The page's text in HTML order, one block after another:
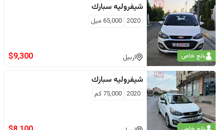
بائع خاص
شيفروليه سبارك
2020
65,000 ميل
اربيل $9,300
شيفروليه سبارك
2020
75,000كم